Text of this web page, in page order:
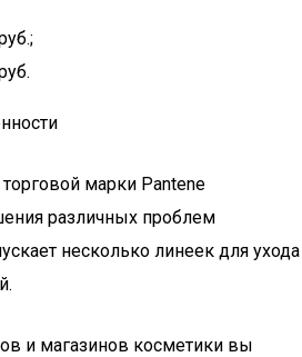
марки Pantene
различных проблем
несколько линеек для ухода
и магазинов косметики вы